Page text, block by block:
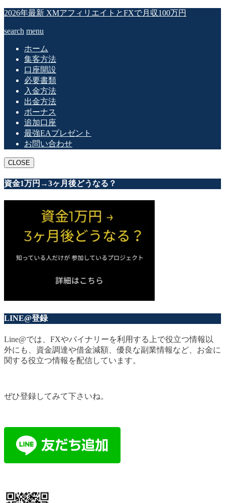
2026年最新 XMアフィリエイトとFXで月収100万円
search menu
ホーム
集客方法
口座開設
必要書類
入金方法
出金方法
ボーナス
追加口座
最強EAプレゼント
お問い合わせ
CLOSE
資金1万円→3ヶ月後どうなる？
LINE@登録
Line@では、FXやバイナリーを利用する上で役立つ情報以
外にも、資金調達や借金減額、優良な副業情報など、お金に
関する役立つ情報を配信しています。
ぜひ登録してみて下さいね。